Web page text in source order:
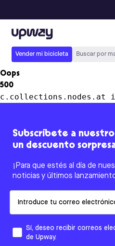
Upway
Vender mi bicicleta Buscar por
Oops
500
c.collections.nodes.at
Subscríbete a
un descuento
¡Para que estés al día de
noticias y últimos
Sí, deseo recibir correos
de Upway.